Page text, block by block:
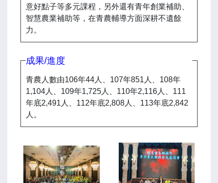
意好點子等多元課程，另外還有青年創業補助、
智慧農業補助等，在青農輔導方面深耕不遺餘
力。
成果/進度
青農人數由106年44人、107年851人、108年
1,104人、109年1,725人、110年2,116人、111
年底2,491人、112年底2,808人、113年底2,842
人。